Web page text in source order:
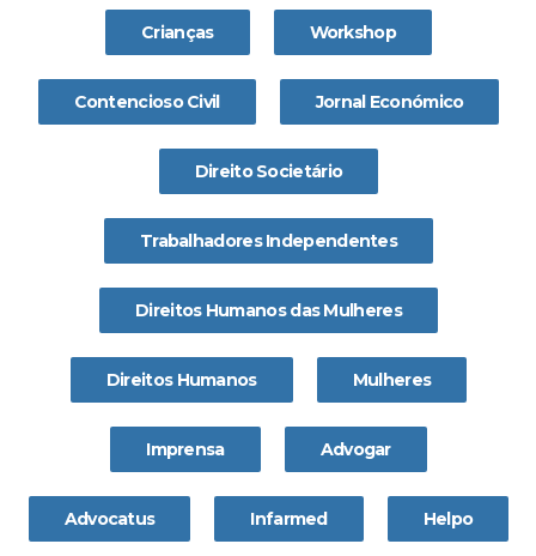
Crianças Workshop
Contencioso Civil Jornal Económico
Direito Societário
Trabalhadores Independentes
Direitos Humanos das Mulheres
Direitos Humanos Mulheres
Imprensa Advogar
Advocatus Infarmed Helpo